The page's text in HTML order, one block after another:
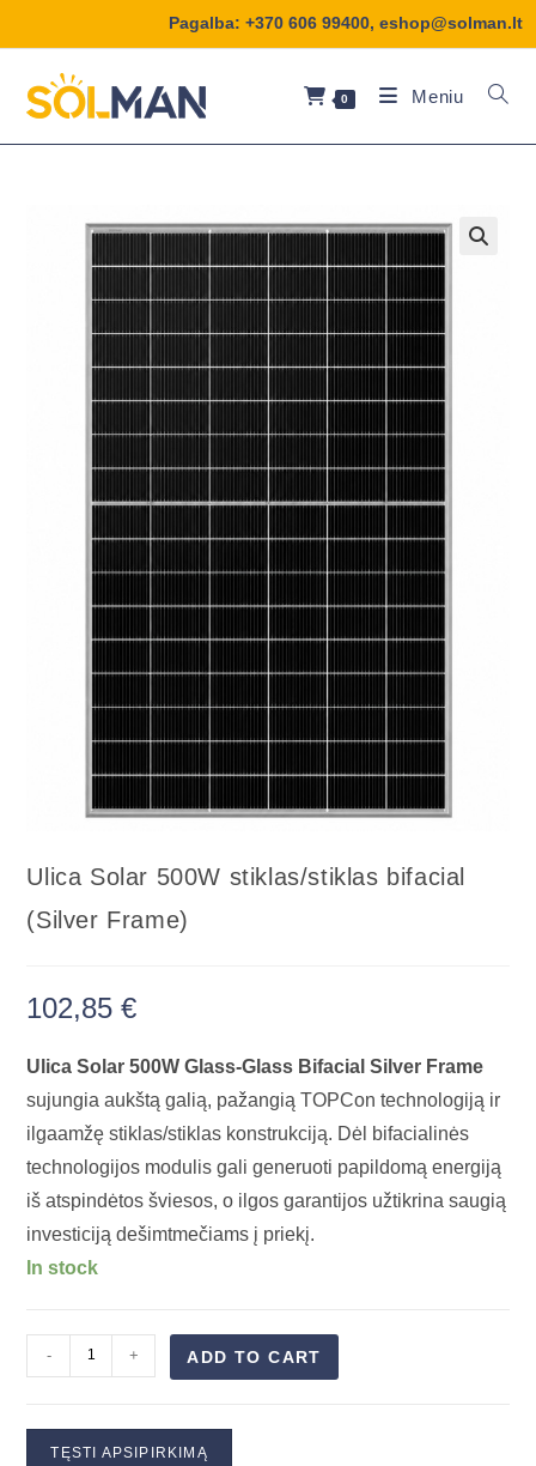
Pagalba: +370 606 99400, eshop@solman.lt
0 Meniu
Ulica Solar 500W stiklas/stiklas bifacial
(Silver Frame)
102,85€
Ulica Solar 500W Glass-Glass Bifacial Silver Frame
sujungia aukštą galią, pažangią TOPCon technologiją ir
ilgaamžę stiklas/stiklas konstrukciją. Dėl bifacialinės
technologijos modulis gali generuoti papildomą energiją
iš atspindėtos šviesos, o ilgos garantijos užtikrina saugią
investiciją dešimtmečiams į priekį.
In stock
- + ADD TO CART
TĘSTI APSIPIRKIMĄ